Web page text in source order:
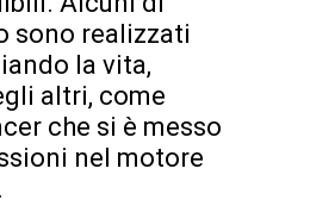
sono realizzati
la vita,
altri, come
che si è messo
nel motore